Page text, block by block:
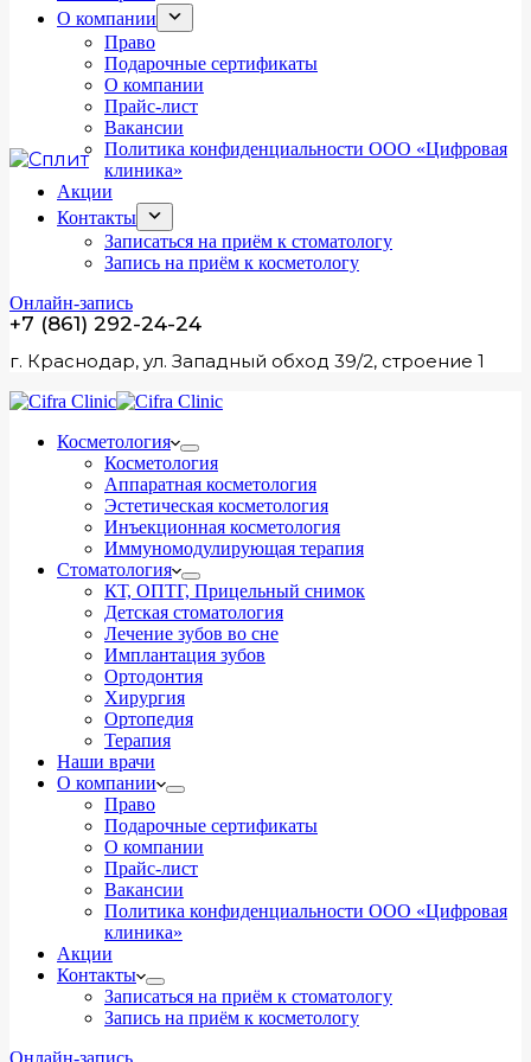
О компании
Право
Подарочные сертификаты
О компании
Прайс-лист
Вакансии
Политика конфиденциальности ООО «Цифровая
клиника»
Акции
Контакты
Записаться на приём к стоматологу
Запись на приём к косметологу
Онлайн-запись
+7 (861) 292-24-24
г. Краснодар, ул. Западный обход 39/2, строение 1
Косметология
Косметология
Аппаратная косметология
Эстетическая косметология
Инъекционная косметология
Иммуномодулирующая терапия
Стоматология
КТ, ОПТГ, Прицельный снимок
Детская стоматология
Лечение зубов во сне
Имплантация зубов
Ортодонтия
Хирургия
Ортопедия
Терапия
Наши врачи
О компании
Право
Подарочные сертификаты
О компании
Прайс-лист
Вакансии
Политика конфиденциальности ООО «Цифровая
клиника»
Акции
Контакты
Записаться на приём к стоматологу
Запись на приём к косметологу
Онлайн-запись